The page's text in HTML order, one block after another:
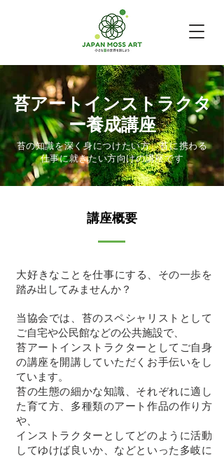
苔アートインストラクタ
ー養成講座​
苔の知識を深く身につけたい方、苔に携わる
仕事に就きたい方向けの講座です
​講座概要
大​好きなことを仕事にする、その一歩を
踏み出してみませんか？
当協会では、苔のスペシャリストとして
ご自宅や公民館などの公共施設で、
苔アートインストラクターとしてご自身
の講座を開講していただくお手伝いをし
ています。
苔の生態の細かな知識、それぞれに適し
た育て方、多種類のアート作品の作り方
や、
インストラクターとしてどのように活動
してゆけば良いか、などといった多岐に